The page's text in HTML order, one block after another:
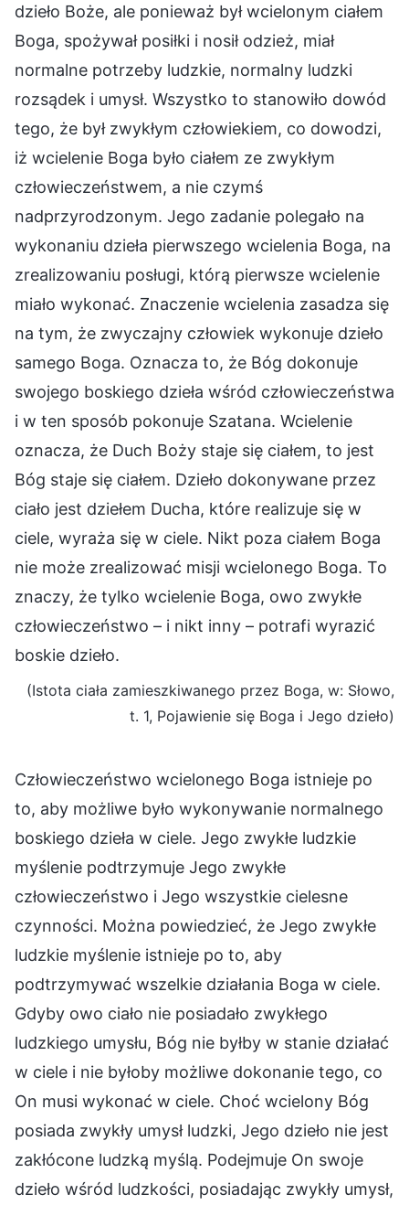
dzieło Boże, ale ponieważ był wcielonym ciałem
Boga, spożywał posiłki i nosił odzież, miał
normalne potrzeby ludzkie, normalny ludzki
rozsądek i umysł. Wszystko to stanowiło dowód
tego, że był zwykłym człowiekiem, co dowodzi,
iż wcielenie Boga było ciałem ze zwykłym
człowieczeństwem, a nie czymś
nadprzyrodzonym. Jego zadanie polegało na
wykonaniu dzieła pierwszego wcielenia Boga, na
zrealizowaniu posługi, którą pierwsze wcielenie
miało wykonać. Znaczenie wcielenia zasadza się
na tym, że zwyczajny człowiek wykonuje dzieło
samego Boga. Oznacza to, że Bóg dokonuje
swojego boskiego dzieła wśród człowieczeństwa
i w ten sposób pokonuje Szatana. Wcielenie
oznacza, że Duch Boży staje się ciałem, to jest
Bóg staje się ciałem. Dzieło dokonywane przez
ciało jest dziełem Ducha, które realizuje się w
ciele, wyraża się w ciele. Nikt poza ciałem Boga
nie może zrealizować misji wcielonego Boga. To
znaczy, że tylko wcielenie Boga, owo zwykłe
człowieczeństwo – i nikt inny – potrafi wyrazić
boskie dzieło.
(Istota ciała zamieszkiwanego przez Boga, w: Słowo,
t. 1, Pojawienie się Boga i Jego dzieło)
Człowieczeństwo wcielonego Boga istnieje po
to, aby możliwe było wykonywanie normalnego
boskiego dzieła w ciele. Jego zwykłe ludzkie
myślenie podtrzymuje Jego zwykłe
człowieczeństwo i Jego wszystkie cielesne
czynności. Można powiedzieć, że Jego zwykłe
ludzkie myślenie istnieje po to, aby
podtrzymywać wszelkie działania Boga w ciele.
Gdyby owo ciało nie posiadało zwykłego
ludzkiego umysłu, Bóg nie byłby w stanie działać
w ciele i nie byłoby możliwe dokonanie tego, co
On musi wykonać w ciele. Choć wcielony Bóg
posiada zwykły umysł ludzki, Jego dzieło nie jest
zakłócone ludzką myślą. Podejmuje On swoje
dzieło wśród ludzkości, posiadając zwykły umysł,